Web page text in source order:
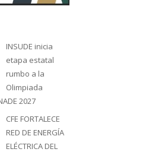
INSUDE inicia
etapa estatal
rumbo a la
Olimpiada
2027
CFE FORTALECE
RED DE ENERGÍA
ELÉCTRICA DEL